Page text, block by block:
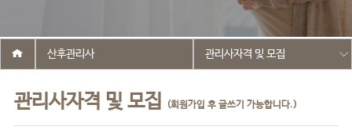
관리사자격 및 모집 (회원가입 후 글쓰기 가능합니다.)
산후관리사 관리사자격 및 모집